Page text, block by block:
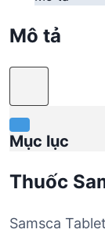
Mô tả
Mục lục
Thuốc
Samsca